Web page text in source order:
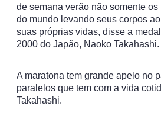
de semana verão não somente
do mundo levando seus corpos
suas próprias vidas, disse a
2000 do Japão, Naoko Takahashi.
A maratona tem grande apelo no
paralelos que tem com a vida
Takahashi.